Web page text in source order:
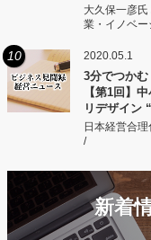
大久保一彦
業・イノベ
10 2020.05.1
3分でつか
【第1回】
リデザイン
日本経営合
/
新着